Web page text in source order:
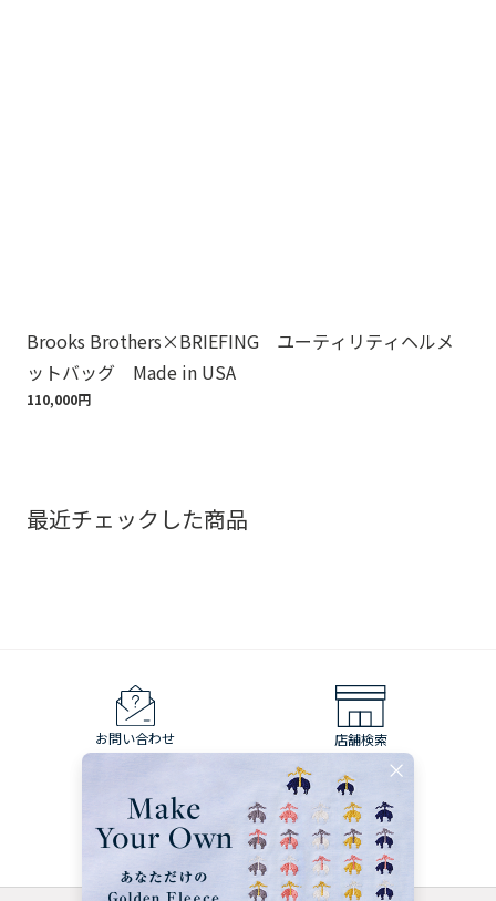
Brooks Brothers×BRIEFING ユーティリティヘルメ
ットバッグ Made in USA
110,000円
最近チェックした商品
お問い合わせ 店舗検索
裾上げ・お直し 配送について